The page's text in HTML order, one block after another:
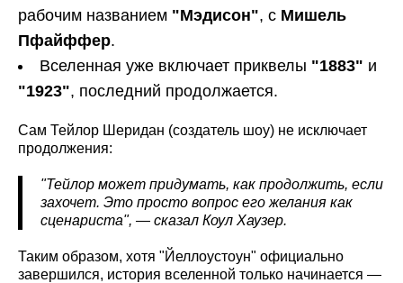
рабочим названием "Мэдисон", с Мишель
Пфайффер.
Вселенная уже включает приквелы "1883" и
"1923", последний продолжается.
Сам Тейлор Шеридан (создатель шоу) не исключает
продолжения:
"Тейлор может придумать, как продолжить, если
захочет. Это просто вопрос его желания как
сценариста", — сказал Коул Хаузер.
Таким образом, хотя "Йеллоустоун" официально
завершился, история вселенной только начинается —